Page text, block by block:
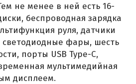
не менее в ней есть 16-
беспроводная зарядка
руля, датчики
фары, шесть
порты USB Type-C,
мультимедийная
дисплеем.